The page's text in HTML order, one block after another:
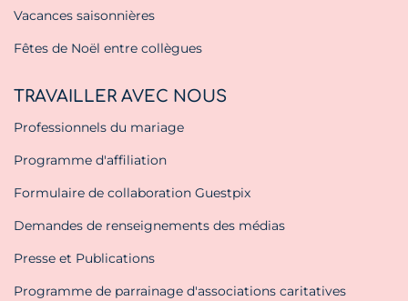
Vacances saisonnières
Fêtes de Noël entre collègues
TRAVAILLER AVEC NOUS
Professionnels du mariage
Programme d'affiliation
Formulaire de collaboration Guestpix
Demandes de renseignements des médias
Presse et Publications
Programme de parrainage d'associations caritatives